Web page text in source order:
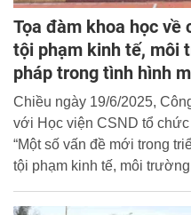
Tọa đàm khoa học về
tội phạm kinh tế, môi
pháp trong tình hình
Chiều ngày 19/6/2025,
với Học viện CSND tổ
“Một số vấn đề mới trong
tội phạm kinh tế, môi